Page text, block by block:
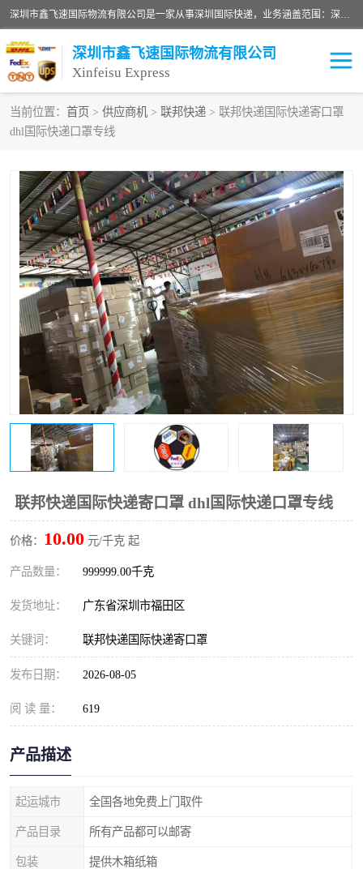
深圳市鑫飞速国际物流有限公司是一家从事深圳国际快递，业务涵盖范围：深圳DHL国际快递、深圳国际快递公司、深圳国际物流公司、深圳国际快递、深圳DHL国际快递电话可拨打全国服务热线：15019287411。欢迎各位亲来人来电到我司洽谈合作。
深圳市鑫飞速国际物流有限公司
Xinfeisu Express
当前位置： 首页 > 供应商机 > 联邦快递 > 联邦快递国际快递寄口罩
dhl国际快递口罩专线
联邦快递国际快递寄口罩 dhl国际快递口罩专线
价格： 10.00 元/千克 起
产品数量： 999999.00千克
发货地址： 广东省深圳市福田区
关键词： 联邦快递国际快递寄口罩
发布日期： 2026-08-05
阅 读 量： 619
产品描述
起运城市 全国各地免费上门取件
产品目录 所有产品都可以邮寄
包装 提供木箱纸箱
联邦快递
俄罗斯快递 巴西快递
深圳DHL国际快递 伊朗快递
UPS国际快递 深圳国际快递公司
深圳国际物流公司 深圳国际快递电话
DHL国际快递电话 深圳国际快递
新能源电池出口物流